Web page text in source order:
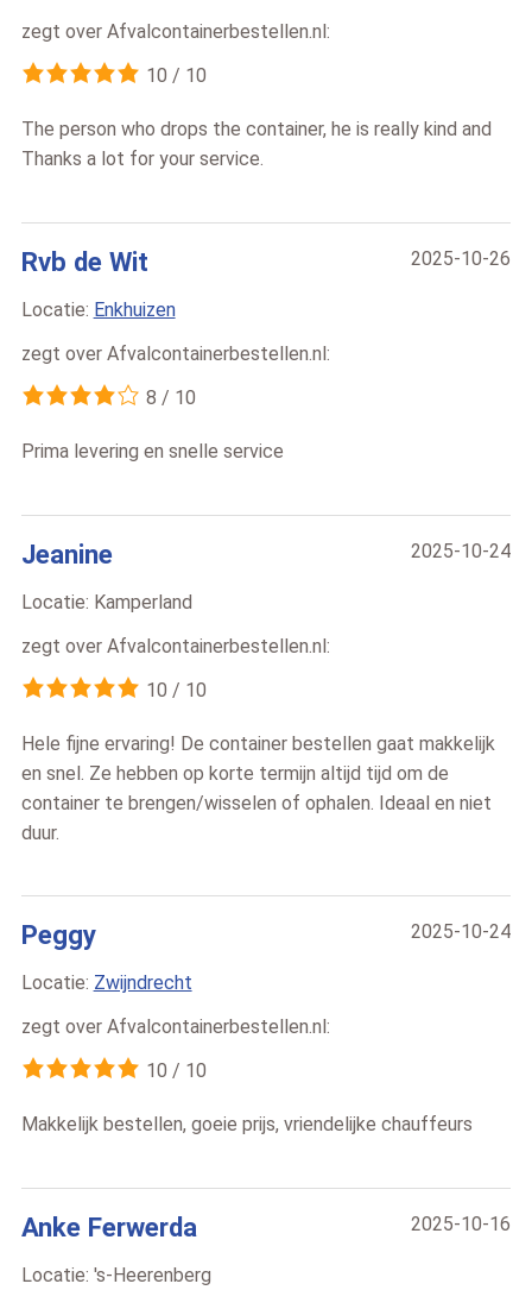
zegt over Afvalcontainerbestellen.nl:
10 / 10
The person who drops the container, he is really kind and
Thanks a lot for your service.
2025-10-26
Rvb de Wit
Locatie: Enkhuizen
zegt over Afvalcontainerbestellen.nl:
8 / 10
Prima levering en snelle service
2025-10-24
Jeanine
Locatie: Kamperland
zegt over Afvalcontainerbestellen.nl:
10 / 10
Hele fijne ervaring! De container bestellen gaat makkelijk
en snel. Ze hebben op korte termijn altijd tijd om de
container te brengen/wisselen of ophalen. Ideaal en niet
duur.
2025-10-24
Peggy
Locatie: Zwijndrecht
zegt over Afvalcontainerbestellen.nl :
10 / 10
Makkelijk bestellen, goeie prijs, vriendelijke chauffeurs
2025-10-16
Anke Ferwerda
Locatie: 's-Heerenberg